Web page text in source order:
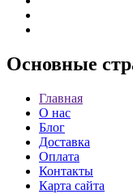
Основные
Главная
О нас
Блог
Доставка
Оплата
Контакты
Карта сайта